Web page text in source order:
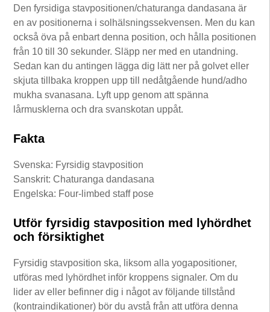
Den fyrsidiga stavpositionen/chaturanga dandasana är
en av positionerna i solhälsningssekvensen. Men du kan
också öva på enbart denna position, och hålla positionen
från 10 till 30 sekunder. Släpp ner med en utandning.
Sedan kan du antingen lägga dig lätt ner på golvet eller
skjuta tillbaka kroppen upp till nedåtgående hund/adho
mukha svanasana. Lyft upp genom att spänna
lårmusklerna och dra svanskotan uppåt.
Fakta
Svenska: Fyrsidig stavposition
Sanskrit: Chaturanga dandasana
Engelska: Four-limbed staff pose
Utför fyrsidig stavposition med lyhördhet
och försiktighet
Fyrsidig stavposition ska, liksom alla yogapositioner,
utföras med lyhördhet inför kroppens signaler. Om du
lider av eller befinner dig i något av följande tillstånd
(kontraindikationer) bör du avstå från att utföra denna